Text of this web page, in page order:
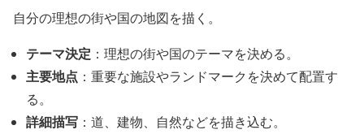
自分の理想の街や国の地図を描く。
テーマ決定 ：理想の街や国のテーマを決める。
主要地点 ：重要な施設やランドマークを決めて配置す
る。
詳細描写 ：道、建物、自然などを描き込む。